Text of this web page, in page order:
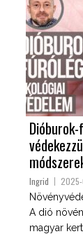
Ingrid
A dió
magyar